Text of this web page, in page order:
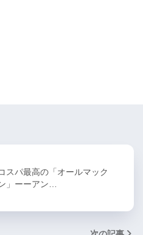
スパ最高の「オールマック
」ーーアン…